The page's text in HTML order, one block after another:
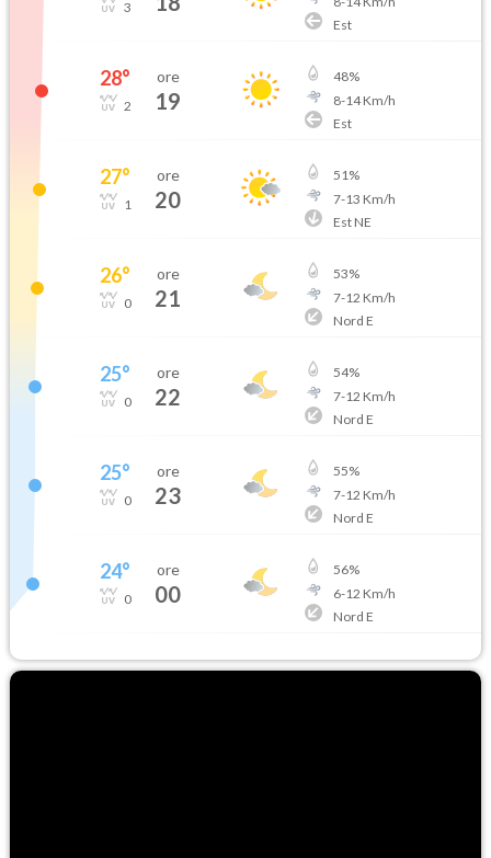
3
Est
28°
2
ore
19
48%
8-14Km/h
Est
27°
1
ore
20
51%
7-13 Km/h
Est NE
26°
0
ore
21
53%
7-12 Km/h
Nord E
25°
0
ore
22
54%
7-12 Km/h
Nord E
25°
0
ore
23
55%
7-12 Km/h
Nord E
24°
0
ore
00
56%
6-12 Km/h
Nord E